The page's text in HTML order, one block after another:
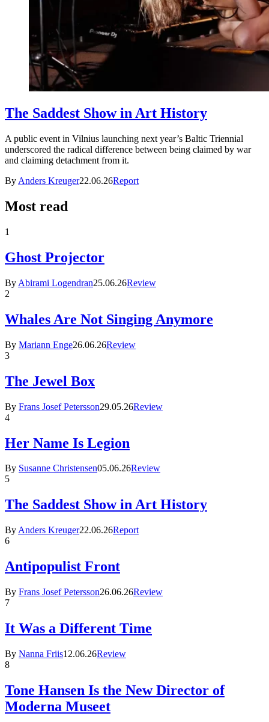
The Saddest Show in Art History
A public event in Vilnius launching next year’s Baltic Triennial
underscored the radical difference between being claimed by war
and claiming detachment from it.
By Anders Kreuger22.06.26Report
Most read
1
Ghost Projector
By Abirami Logendran25.06.26Review
2
Whales Are Not Singing Anymore
By Mariann Enge26.06.26Review
3
The Jewel Box
By Frans Josef Petersson29.05.26Review
4
Her Name Is Legion
By Susanne Christensen05.06.26Review
5
The Saddest Show in Art History
By Anders Kreuger22.06.26Report
6
Antipopulist Front
By Frans Josef Petersson26.06.26Review
7
It Was a Different Time
By Nanna Friis12.06.26Review
8
Tone Hansen Is the New Director of
Moderna Museet